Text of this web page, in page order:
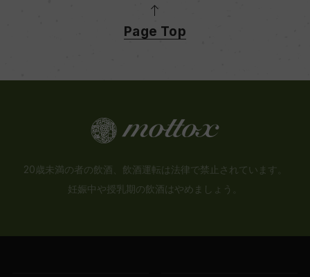
Page Top
20歳未満の者の飲酒、飲酒運転は法律で禁止されています。
妊娠中や授乳期の飲酒はやめましょう。